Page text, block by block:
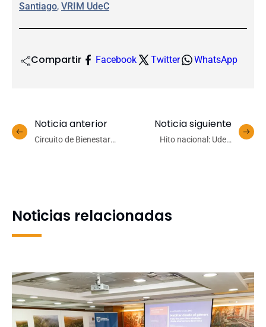
Santiago, VRIM UdeC
Compartir Facebook Twitter WhatsApp
Noticia anterior
Circuito de Bienestar
Noticia siguiente
Hito nacional: UdeC
Noticias relacionadas